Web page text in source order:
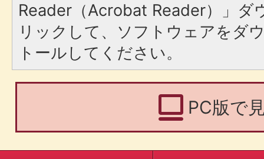
Reader（Acrobat Reader）」ダ
リックして、ソフトウェアをダ
トールしてください。
PC版で